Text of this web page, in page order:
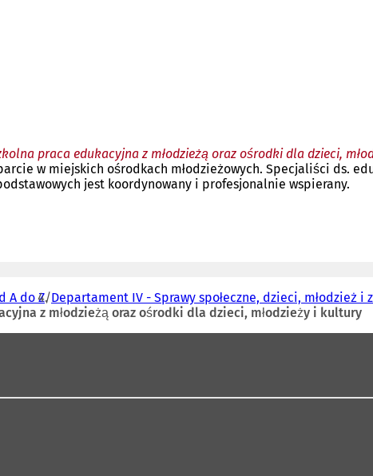
praca edukacyjna z młodzieżą oraz ośrodki dla dzieci,
w miejskich ośrodkach młodzieżowych. Specjaliści ds.
jest koordynowany i profesjonalnie wspierany.
A do Z Departament IV - Sprawy społeczne, dzieci, młodzież i
z młodzieżą oraz ośrodki dla dzieci, młodzieży i kultury